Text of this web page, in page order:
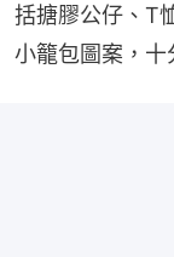
括搪膠公仔、T
小籠包圖案，十